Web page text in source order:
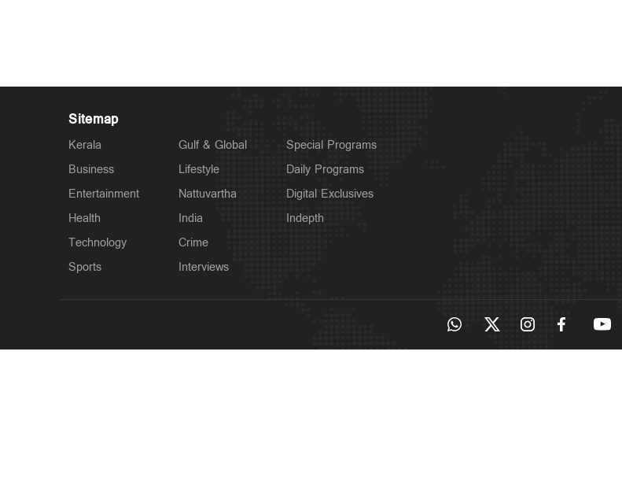
Sitemap
Kerala
Business
Entertainment
Health
Technology
Sports
Gulf & Global
Lifestyle
Nattuvartha
India
Crime
Interviews
Special Programs
Daily Programs
Digital Exclusives
Indepth